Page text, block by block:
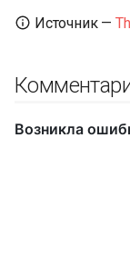
Источник —